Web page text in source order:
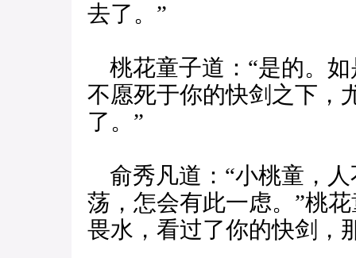
去了。”
桃花童子道：“是的。
不愿死于你的快剑之下，
了。”
俞秀凡道：“小桃童，
荡，怎会有此一虑。”桃
畏水，看过了你的快剑，